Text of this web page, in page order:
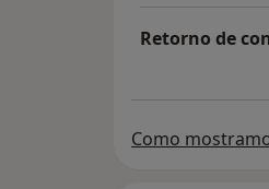
Retorno de
Como